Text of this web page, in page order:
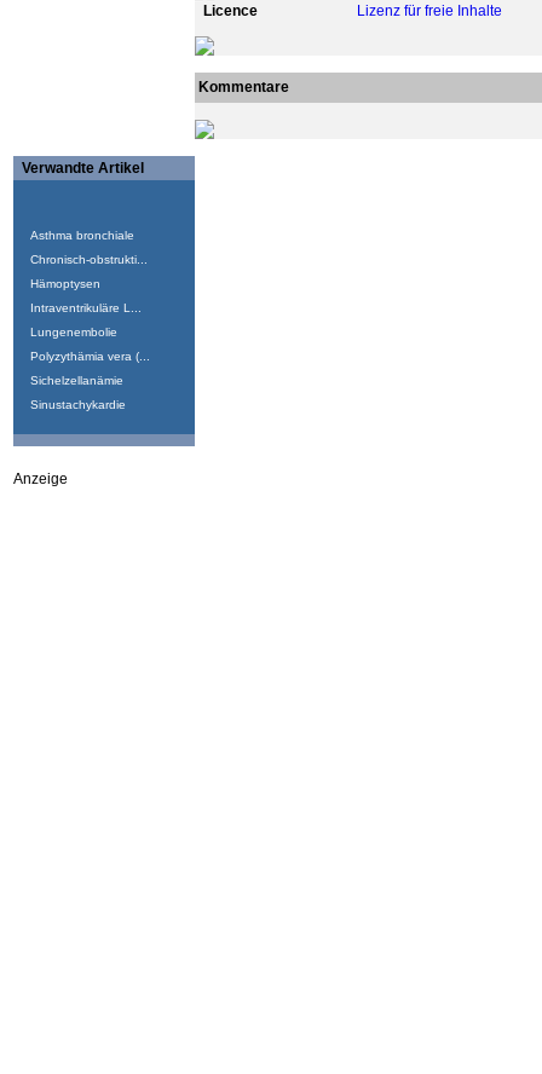
Licence Lizenz für freie Inhalte
Kommentare
Verwandte Artikel
Asthma bronchiale
Chronisch-obstrukti...
Hämoptysen
Intraventrikuläre L...
Lungenembolie
Polyzythämia vera (...
Sichelzellanämie
Sinustachykardie
Anzeige